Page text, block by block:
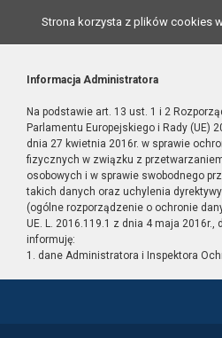
Strona korzysta z plików cookies
Informacja Administratora
Na podstawie art. 13 ust. 1 i 2
Parlamentu Europejskiego i Rady (UE)
dnia 27 kwietnia 2016r. w sprawie
fizycznych w związku z
osobowych i w sprawie swobodnego
takich danych oraz uchylenia
(ogólne rozporządzenie o ochronie
UE. L. 2016.119.1 z dnia 4 maja 2016r.,
informuję:
1. dane Administratora i Inspektora